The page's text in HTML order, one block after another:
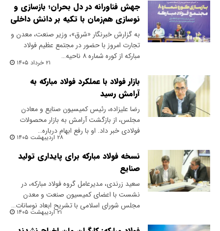
جهش فناورانه در دل بحران؛ بازسازی و
نوسازی هم‌زمان با تکیه بر دانش داخلی
‌به گزارش خبرنگار «شرق»، وزیر صنعت، معدن و
تجارت امروز با حضور در مجتمع عظیم فولاد
مبارکه‌ از کوره شماره ۸ ناحیه…
۲۱ خرداد ۱۴۰۵
بازار فولاد با عملکرد فولاد مبارکه به
آرامش رسید
رضا علیزاده، رئیس کمیسیون صنایع و معادن
مجلس، از بازگشت آرامش به بازار محصولات
فولادی خبر داد. او با رفع ابهام درباره…
۲۸ اردیبهشت ۱۴۰۵
نسخه فولاد مبارکه برای پایداری تولید
صنایع
سعید زرندی، مدیرعامل گروه فولاد مبارکه، در
نشست با اعضای کمیسیون صنعت و معدن
مجلس شورای اسلامی با تشریح ابعاد نوسانات…
۲۱ اردیبهشت ۱۴۰۵